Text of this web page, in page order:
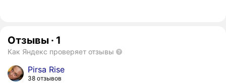
Отзывы · 1
Как Яндекс проверяет отзывы
Pirsa Rise
38 отзывов